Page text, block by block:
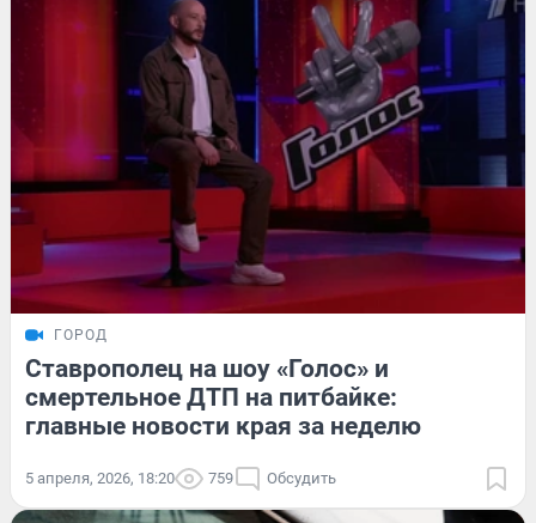
ГОРОД
Ставрополец на шоу «Голос» и
смертельное ДТП на питбайке:
главные новости края за неделю
5 апреля, 2026, 18:20 759 Обсудить